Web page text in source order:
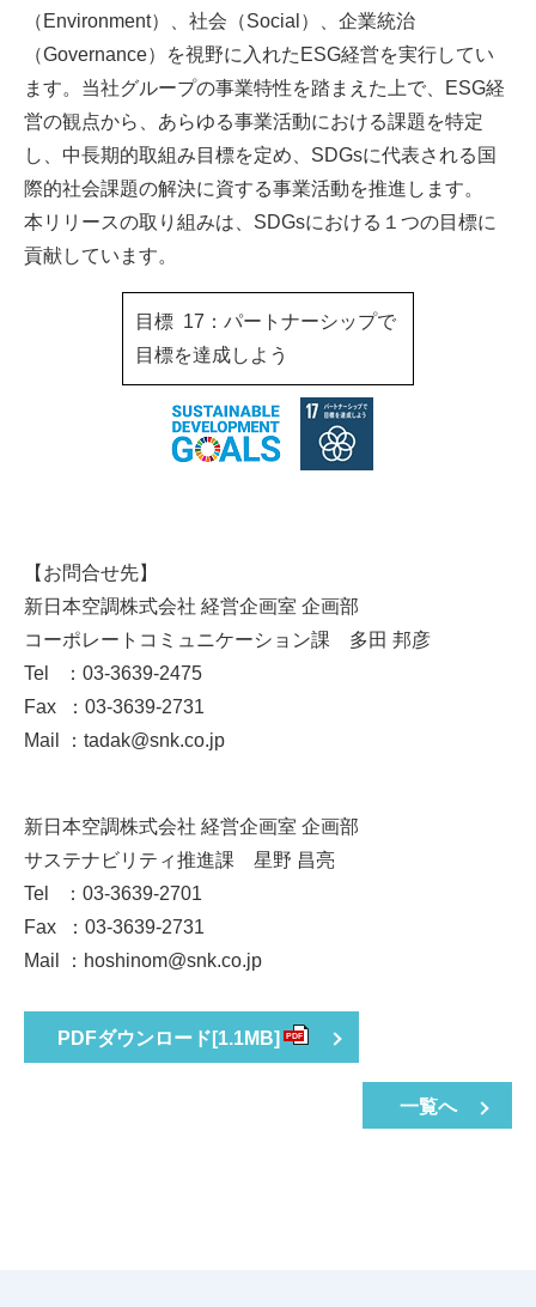
（Environment）、社会（Social）、企業統治
（Governance）を視野に入れたESG経営を実行してい
ます。当社グループの事業特性を踏まえた上で、ESG経
営の観点から、あらゆる事業活動における課題を特定
し、中長期的取組み目標を定め、SDGsに代表される国
際的社会課題の解決に資する事業活動を推進します。
本リリースの取り組みは、SDGsにおける１つの目標に
貢献しています。
目標 17：パートナーシップで
目標を達成しよう
【お問合せ先】
新日本空調株式会社 経営企画室 企画部
コーポレートコミュニケーション課 多田 邦彦
Tel ：03-3639-2475
Fax ：03-3639-2731
Mail ：tadak@snk.co.jp
新日本空調株式会社 経営企画室 企画部
サステナビリティ推進課 星野 昌亮
Tel ：03-3639-2701
Fax ：03-3639-2731
Mail ：hoshinom@snk.co.jp
PDFダウンロード [1.1MB] PDF
一覧へ